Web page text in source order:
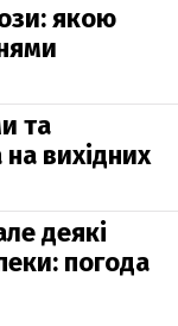
якою
та
вихідних
деякі
погода